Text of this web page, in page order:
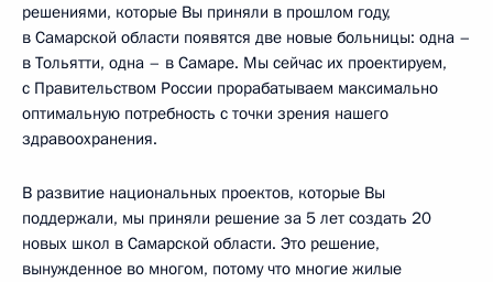
решениями, которые Вы приняли в прошлом году,
в Самарской области появятся две новые больницы: одна –
в Тольятти, одна – в Самаре. Мы сейчас их проектируем,
с Правительством России прорабатываем максимально
оптимальную потребность с точки зрения нашего
здравоохранения.
В развитие национальных проектов, которые Вы
поддержали, мы приняли решение за 5 лет создать 20
новых школ в Самарской области. Это решение,
вынужденное во многом, потому что многие жилые